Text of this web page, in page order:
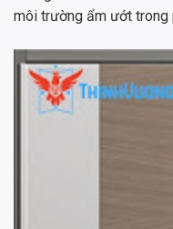
môi trường ẩm ướt trong